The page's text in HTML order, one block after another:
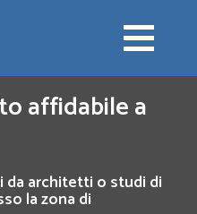
affidabile a
da architetti o studi di
la zona di